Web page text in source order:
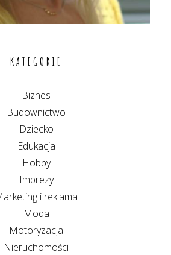
KATEGORIE
Biznes
Budownictwo
Dziecko
Edukacja
Hobby
Imprezy
i reklama
Moda
Motoryzacja
Nieruchomości